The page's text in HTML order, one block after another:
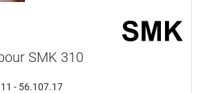
SMK 310
- 56.107.17